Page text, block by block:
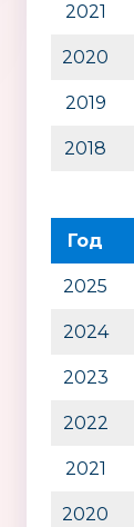
2021
2020
2019
2018
Год
2025
2024
2023
2022
2021
2020